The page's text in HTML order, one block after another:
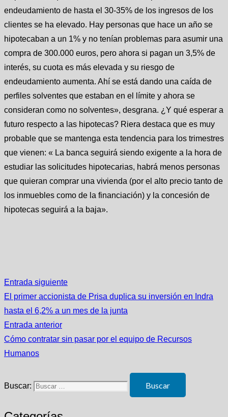
endeudamiento de hasta el 30-35% de los ingresos de los
clientes se ha elevado. Hay personas que hace un año se
hipotecaban a un 1% y no tenían problemas para asumir una
compra de 300.000 euros, pero ahora si pagan un 3,5% de
interés, su cuota es más elevada y su riesgo de
endeudamiento aumenta. Ahí se está dando una caída de
perfiles solventes que estaban en el límite y ahora se
consideran como no solventes», desgrana. ¿Y qué esperar a
futuro respecto a las hipotecas? Riera destaca que es muy
probable que se mantenga esta tendencia para los trimestres
que vienen: « La banca seguirá siendo exigente a la hora de
estudiar las solicitudes hipotecarias, habrá menos personas
que quieran comprar una vivienda (por el alto precio tanto de
los inmuebles como de la financiación) y la concesión de
hipotecas seguirá a la baja».
Entrada siguiente
El primer accionista de Prisa duplica su inversión en Indra
hasta el 6,2% a un mes de la junta
Entrada anterior
Cómo contratar sin pasar por el equipo de Recursos
Humanos
Buscar: